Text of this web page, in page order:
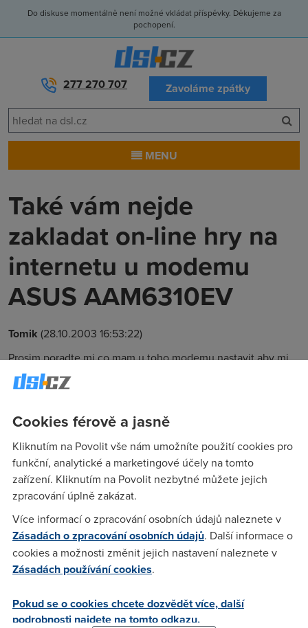
Do diskuse momentálně není možné vkládat příspěvky. Děkujeme za
pochopení.
277 270 707 Zavoláme zpátky
MENU
Také vám nejde
zakladat on-line hry na
internetu u modemu
ASUS AAM6310EV
Tomik (28.10.2003 16:53:22)
Prosim,poradte mi co mam u toho modemu nastavit aby mi
slo zakladat hry na netu a mit active na DC++.U gamespy mi
to pise ze mam firewall nebo proxy napiste dik.
Nargon(28.10.2003 17:15:40)
No a neni to spis tim ze nemas verejnou IP?
Karel
Musí se nastavit pořádně firewall, hledej zkratku DMZ a tam
dej jako Public adrress - tvoji IP adresu (měla by tam být jako
příklad předepsána) a pak privat adrress a tam das svoji
třeba 192.168.2.100. A je to!
Cookies férově a jasně
Kliknutím na Povolit vše nám umožníte použití cookies pro
funkční, analytické a marketingové účely na tomto
zařízení. Kliknutím na Povolit nezbytné můžete jejich
zpracování úplně zakázat.
Více informací o zpracování osobních údajů naleznete v
Zásadách o zpracování osobních údajů. Další informace o
cookies a možnosti změnit jejich nastavení naleznete v
Zásadách používání cookies.
Pokud se o cookies chcete dozvědět více, další
podrobnosti najdete na tomto odkazu.